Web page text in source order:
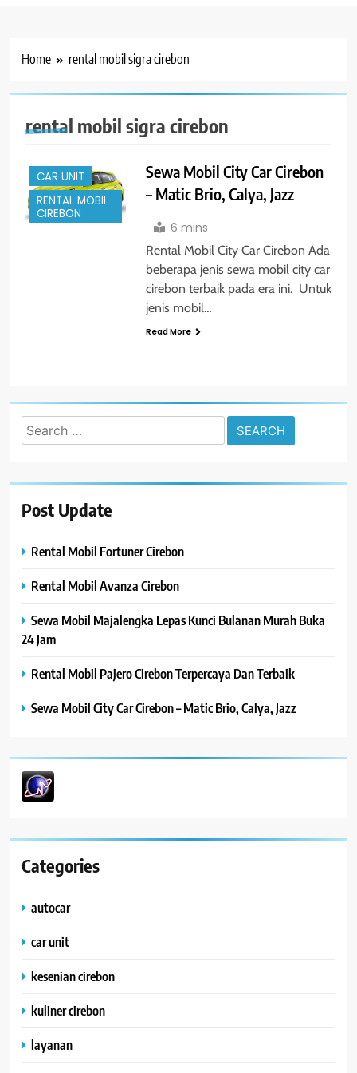
Home rental mobil sigra cirebon
rental mobil sigra cirebon
CAR UNIT
RENTAL MOBIL
CIREBON
Sewa Mobil City Car Cirebon
– Matic Brio, Calya, Jazz
6 mins
Rental Mobil City Car Cirebon Ada
beberapa jenis sewa mobil city car
cirebon terbaik pada era ini. Untuk
jenis mobil…
Read More
Search
for:
Post Update
Rental Mobil Fortuner Cirebon
Rental Mobil Avanza Cirebon
Sewa Mobil Majalengka Lepas Kunci Bulanan Murah Buka
24 Jam
Rental Mobil Pajero Cirebon Terpercaya Dan Terbaik
Sewa Mobil City Car Cirebon – Matic Brio, Calya, Jazz
Categories
autocar
car unit
kesenian cirebon
kuliner cirebon
layanan